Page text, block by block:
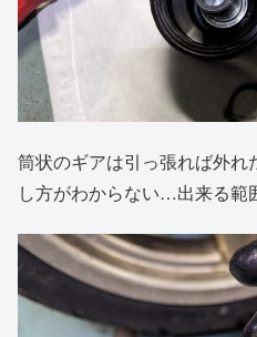
筒状のギアは引っ張れば外
し方がわからない…出来る範